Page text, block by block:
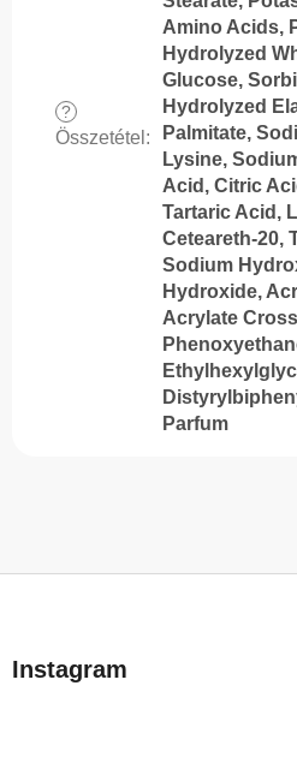
?
Összetétel :
Amino Acids,
Hydrolyzed
Glucose,
Hydrolyzed
Palmitate,
Lysine,
Acid, Citric
Tartaric Acid,
Ceteareth-20,
Sodium
Hydroxide,
Acrylate
Parfum
bInstagram